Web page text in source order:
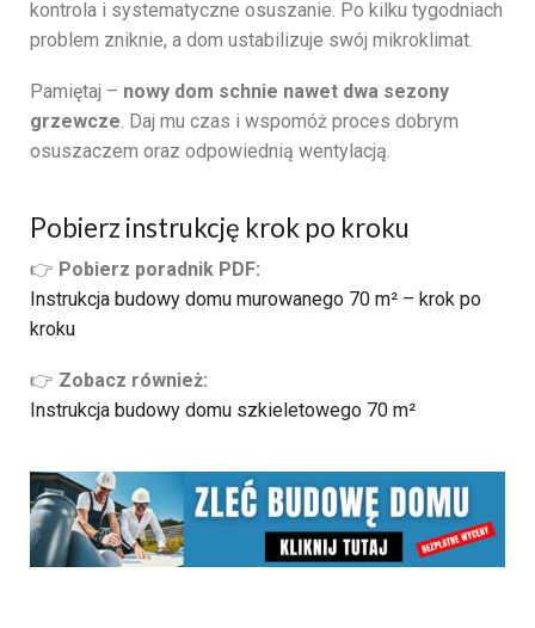
kontrola i systematyczne osuszanie. Po kilku tygodniach
problem zniknie, a dom ustabilizuje swój mikroklimat.
Pamiętaj – nowy dom schnie nawet dwa sezony
grzewcze. Daj mu czas i wspomóż proces dobrym
osuszaczem oraz odpowiednią wentylacją.
Pobierz instrukcję krok po kroku
👉 Pobierz poradnik PDF:
Instrukcja budowy domu murowanego 70 m² – krok po
kroku
👉 Zobacz również:
Instrukcja budowy domu szkieletowego 70 m²